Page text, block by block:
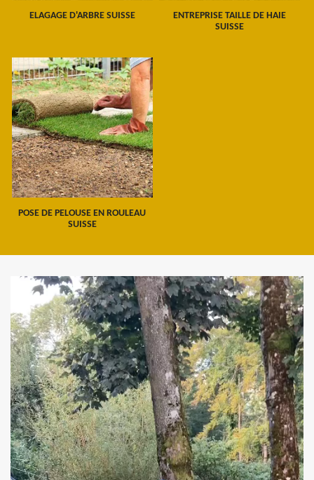
ELAGAGE D'ARBRE SUISSE
ENTREPRISE TAILLE DE HAIE
SUISSE
POSE DE PELOUSE EN ROULEAU
SUISSE